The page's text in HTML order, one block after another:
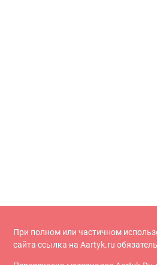
При полном или частичном
сайта ссылка на Aartyk.ru